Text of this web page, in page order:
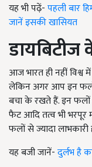
यह भी पढ़ें-पहली बार
जानें इसकी खासियत
आज भारत ही नहीं विश्व
लेकिन अगर आप इन
बचा के रखते हैं. इन फलों
फैट आदि तत्व भी भरपूर
फलों से ज्यादा लाभकारी
यह बजी जानें-दुर्लभ है